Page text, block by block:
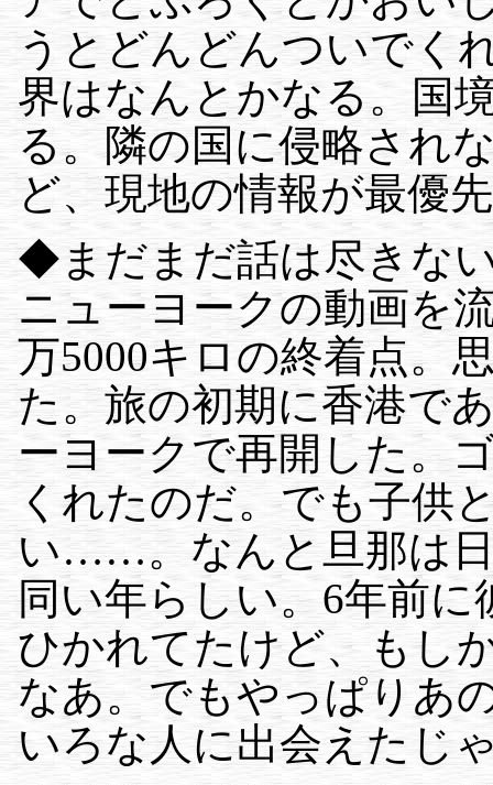
うとどんどんついでく
界はなんとかなる。国
る。隣の国に侵略され
ど、現地の情報が最優
◆まだまだ話は尽きな
ニューヨークの動画を
万5000キロの終着点。
た。旅の初期に香港で
ーヨークで再開した。
くれたのだ。でも子供
い……。なんと旦那は
同い年らしい。6年前
ひかれてたけど、もし
なあ。でもやっぱりあ
いろな人に出会えた